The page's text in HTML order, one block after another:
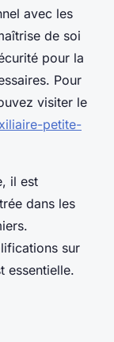
avec les
de soi
pour la
Pour
visiter le
petite-
il est
dans les
sur
essentielle.